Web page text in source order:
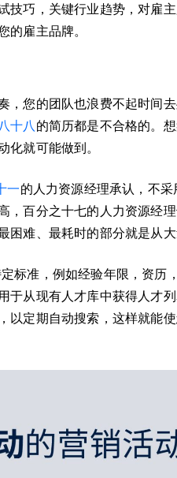
技巧，关键行业趋势，对雇
的雇主品牌。
，您的团队也浪费不起时间
十八 的简历都是不合格的。
化就可能做到。
一的人力资源经理承认，不
，百分之十七的人力资源经
难、最耗时的部分就是从大
标准，例如经验年限，资历
于从现有人才库中获得人才
以定期自动搜索，这样就能